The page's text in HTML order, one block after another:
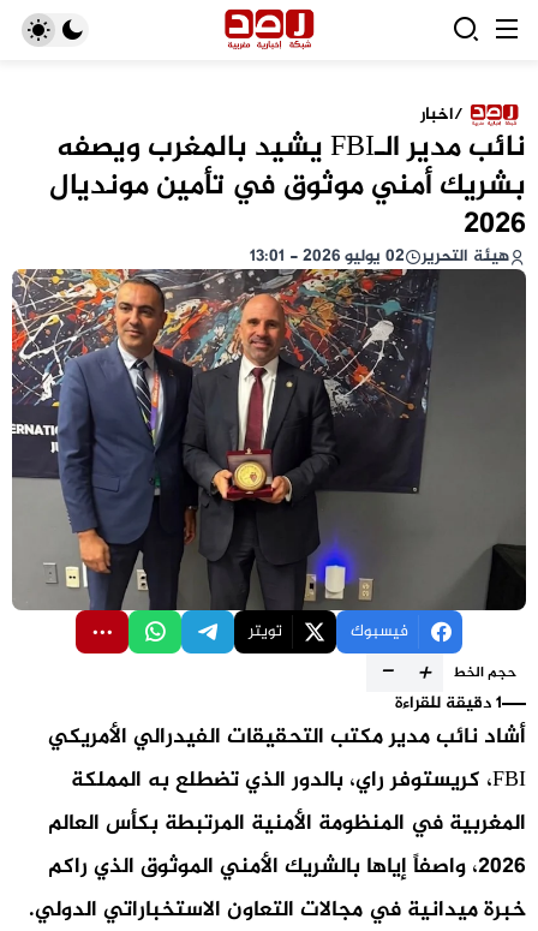
/اخبار
نائب مدير الـFBI يشيد بالمغرب ويصفه
بشريك أمني موثوق في تأمين مونديال
2026
هيئة التحرير 02 يوليو 2026 - 13:01
فيسبوك تويتر
حجم الخط +
-
1 دقيقة للقراءة
أشاد نائب مدير مكتب التحقيقات الفيدرالي الأمريكي
FBI، كريستوفر راي، بالدور الذي تضطلع به المملكة
المغربية في المنظومة الأمنية المرتبطة بكأس العالم
2026، واصفاً إياها بالشريك الأمني الموثوق الذي راكم
خبرة ميدانية في مجالات التعاون الاستخباراتي الدولي.